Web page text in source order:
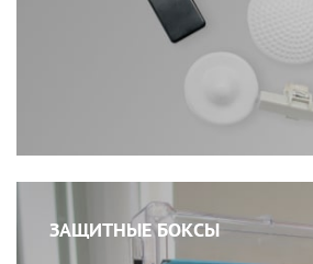
ЗАЩИТНЫЕ БОКСЫ